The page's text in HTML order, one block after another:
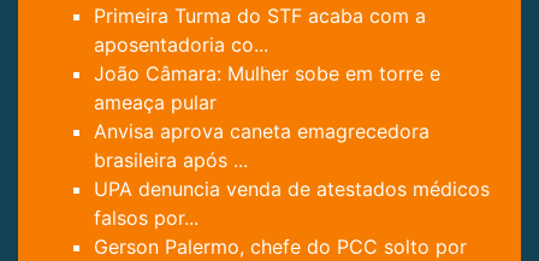
Primeira Turma do STF acaba com a
aposentadoria co...
João Câmara: Mulher sobe em torre e
ameaça pular
Anvisa aprova caneta emagrecedora
brasileira após ...
UPA denuncia venda de atestados médicos
falsos por...
Gerson Palermo, chefe do PCC solto por